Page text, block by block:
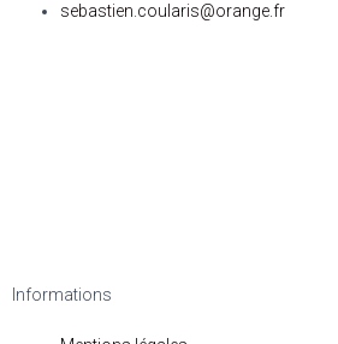
sebastien.coularis@orange.fr
Informations